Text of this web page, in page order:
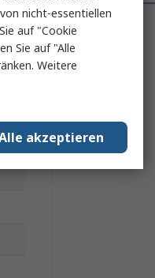
nicht-essentiellen
auf "Cookie
Sie auf "Alle
Weitere
akzeptieren